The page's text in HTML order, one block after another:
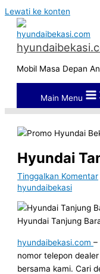
Lewati ke konten
Mobil Masa Depan
Main Menu
Hyundai
Tinggalkan Komentar
hyundaibekasi
Hyundai Tanjung
hyundaibekasi.com–
nomor telepon
bersama kami. Cari